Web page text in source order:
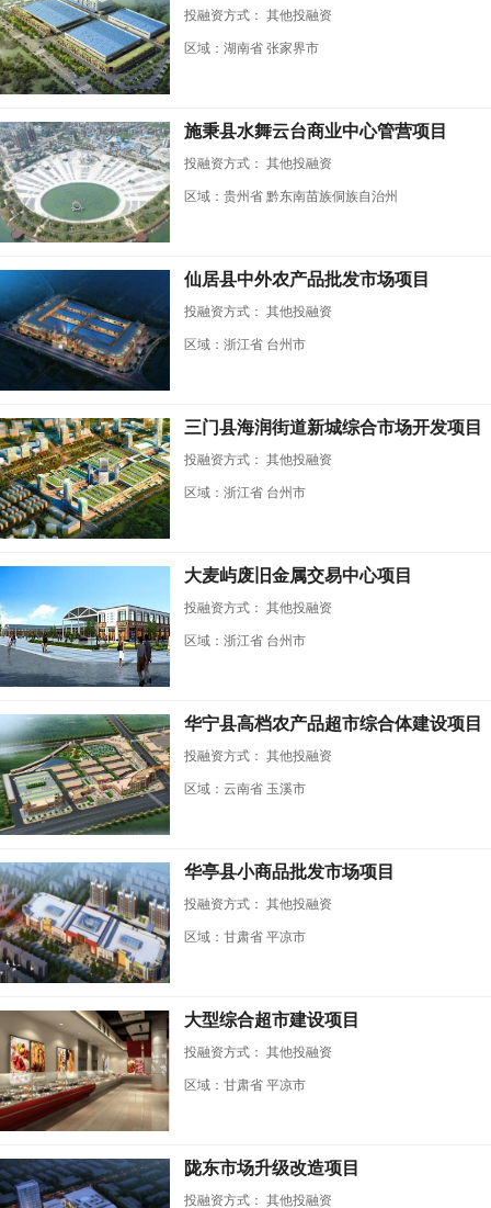
投融资方式： 其他投融资
区域：湖南省 张家界市
施秉县水舞云台商业中心管营项目
投融资方式： 其他投融资
区域：贵州省 黔东南苗族侗族自治州
仙居县中外农产品批发市场项目
投融资方式： 其他投融资
区域：浙江省 台州市
三门县海润街道新城综合市场开发项目
投融资方式： 其他投融资
区域：浙江省 台州市
大麦屿废旧金属交易中心项目
投融资方式： 其他投融资
区域：浙江省 台州市
华宁县高档农产品超市综合体建设项目
投融资方式： 其他投融资
区域：云南省 玉溪市
华亭县小商品批发市场项目
投融资方式： 其他投融资
区域：甘肃省 平凉市
大型综合超市建设项目
投融资方式： 其他投融资
区域：甘肃省 平凉市
陇东市场升级改造项目
投融资方式： 其他投融资